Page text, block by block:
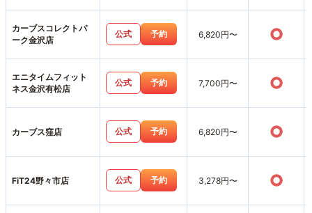
カーブスコレクトパ
ーク金沢店
公式 予約 6,820円〜 ○
エニタイムフィット
ネス金沢有松店
公式 予約 7,700円〜 ○
カーブス窪店 公式 予約 6,820円〜 ○
FiT24野々市店 公式 予約 3,278円〜 ○